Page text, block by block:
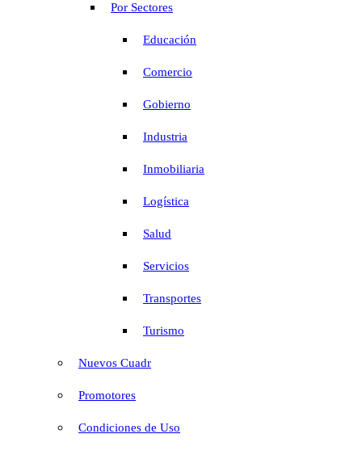
Por Sectores
Educación
Comercio
Gobierno
Industria
Inmobiliaria
Logística
Salud
Servicios
Transportes
Turismo
Nuevos Cuadr
Promotores
Condiciones de Uso